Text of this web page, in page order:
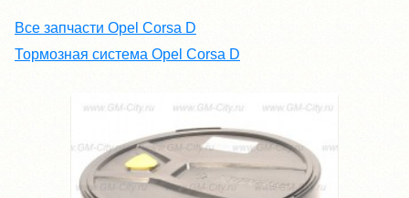
Все запчасти Opel Corsa D
Тормозная система Opel Corsa D